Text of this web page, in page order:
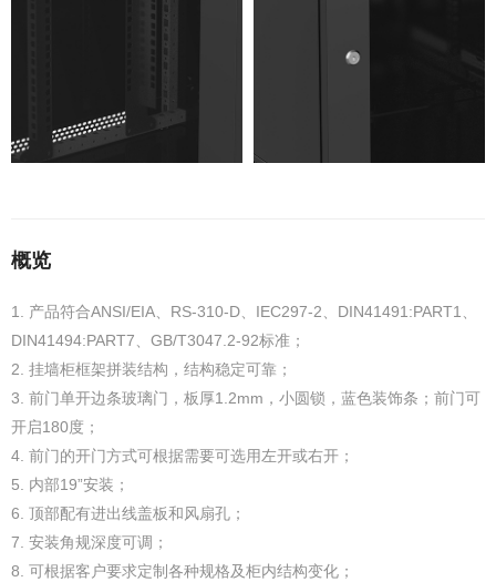
概览
1. 产品符合ANSI/EIA、RS-310-D、IEC297-2、DIN41491:PART1、
DIN41494:PART7、GB/T3047.2-92标准；
2. 挂墙柜框架拼装结构，结构稳定可靠；
3. 前门单开边条玻璃门，板厚1.2mm，小圆锁，蓝色装饰条；前门可
开启180度；
4. 前门的开门方式可根据需要可选用左开或右开；
5. 内部19”安装；
6. 顶部配有进出线盖板和风扇孔；
7. 安装角规深度可调；
8. 可根据客户要求定制各种规格及柜内结构变化；